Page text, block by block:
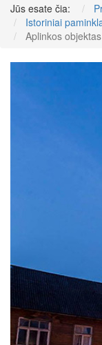
Jūs esate čia:
Istoriniai
Aplinkos